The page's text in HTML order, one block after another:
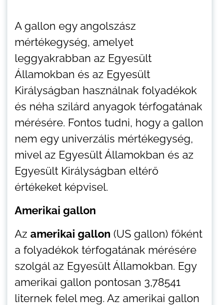
A gallon egy angolszász
mértékegység, amelyet
leggyakrabban az Egyesült
Államokban és az Egyesült
Királyságban használnak folyadékok
és néha szilárd anyagok térfogatának
mérésére. Fontos tudni, hogy a gallon
nem egy univerzális mértékegység,
mivel az Egyesült Államokban és az
Egyesült Királyságban eltérő
értékeket képvisel.
Amerikai gallon
Az amerikai gallon (US gallon) főként
a folyadékok térfogatának mérésére
szolgál az Egyesült Államokban. Egy
amerikai gallon pontosan 3,78541
liternek felel meg. Az amerikai gallon